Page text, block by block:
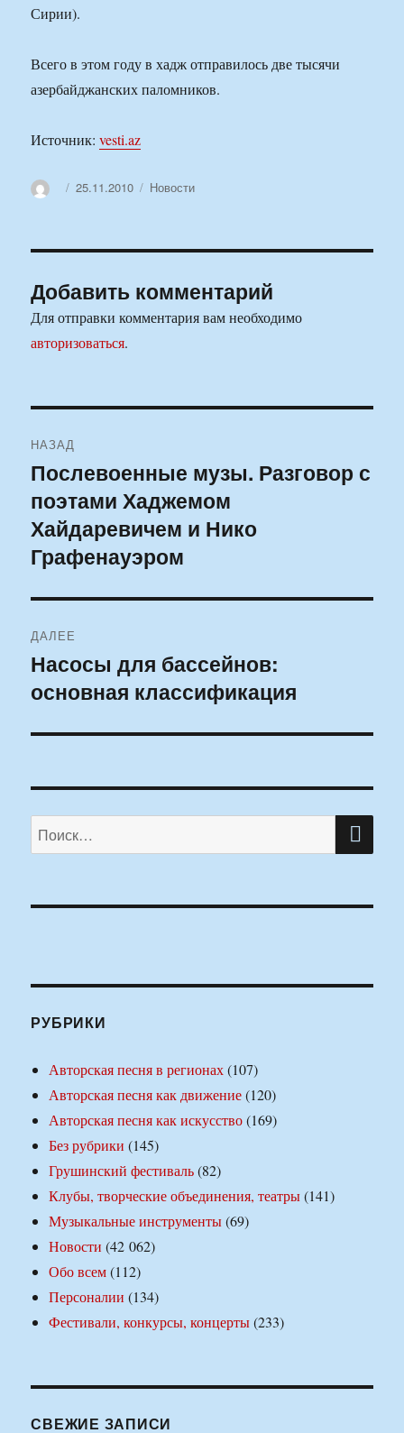
Сирии).
Всего в этом году в хадж отправилось две тысячи
азербайджанских паломников.
Источник:vesti.az
АвторОпубликовано
25.11.2010 Рубрики
Новости
Добавить комментарий
Для отправки комментария вам необходимо
авторизоваться.
по
записям
НАЗАД
Предыдущая
запись:
Послевоенные музы. Разговор с
поэтами Хаджемом
Хайдаревичем и Нико
Графенауэром
ДАЛЕЕ
Следующая
запись:
Насосы для бассейнов:
основная классификация
Искать:
РУБРИКИ
Авторская песня в регионах(107)
Авторская песня как движение(120)
Авторская песня как искусство(169)
Без рубрики (145)
Грушинский фестиваль(82)
Клубы, творческие объединения, театры(141)
Музыкальные инструменты(69)
Новости (42 062)
Обо всем(112)
Персоналии (134)
Фестивали, конкурсы, концерты(233)
СВЕЖИЕ ЗАПИСИ